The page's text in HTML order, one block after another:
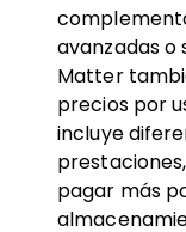
avanzadas o
Matter
precios por
incluye
pagar más